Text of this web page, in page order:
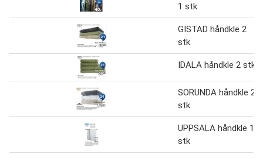
1 stk
GISTAD håndkle 2
stk
IDALA håndkle 2 stk
SORUNDA håndkle 2
stk
UPPSALA håndkle 1
stk